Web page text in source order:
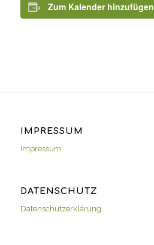
Zum Kalender hinzufügen
IMPRESSUM
Impressum
DATENSCHUTZ
Datenschutzerklärung